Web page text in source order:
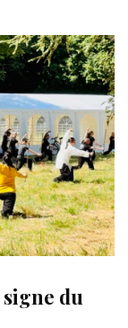
signe du